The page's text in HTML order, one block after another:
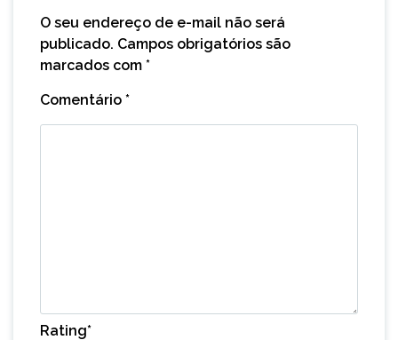
O seu endereço de e-mail não será
publicado. Campos obrigatórios são
marcados com *
Comentário *
Rating*